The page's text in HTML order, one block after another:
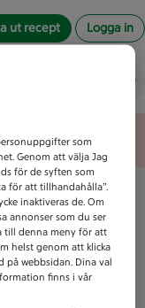
ut recept Logga in
som
Genom att välja Jag
för de syften som
för att tillhandahålla”.
inaktiveras de. Om
annonser som du ser
till denna meny för att
helst genom att klicka
på webbsidan. Dina val
finns i vår